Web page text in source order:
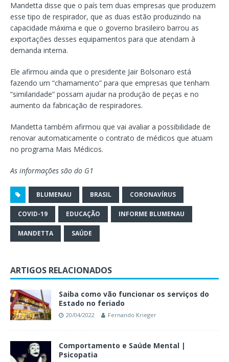
Mandetta disse que o país tem duas empresas que produzem
esse tipo de respirador, que as duas estão produzindo na
capacidade máxima e que o governo brasileiro barrou as
exportações desses equipamentos para que atendam à
demanda interna.
Ele afirmou ainda que o presidente Jair Bolsonaro está
fazendo um “chamamento” para que empresas que tenham
“similaridade” possam ajudar na produção de peças e no
aumento da fabricação de respiradores.
Mandetta também afirmou que vai avaliar a possibilidade de
renovar automaticamente o contrato de médicos que atuam
no programa Mais Médicos.
As informações são do G1
BLUMENAU BRASIL CORONAVÍRUS
COVID-19 EDUCAÇÃO INFORME BLUMENAU
MANDETTA SAÚDE
ARTIGOS RELACIONADOS
Saiba como vão funcionar os serviços do
Estado no feriado
20/04/2022 Fernando Krieger
Comportamento e Saúde Mental |
Psicopatia